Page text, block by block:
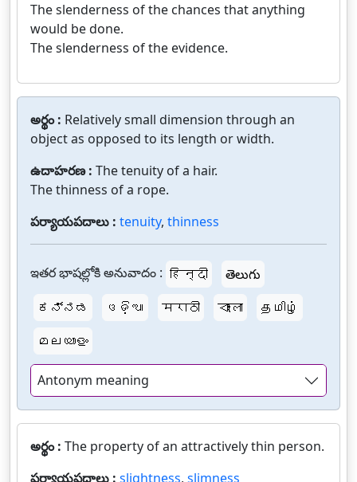
The slenderness of the chances that anything
would be done.
The slenderness of the evidence.
అర్థం : Relatively small dimension through an
object as opposed to its length or width.
ఉదాహరణ : The tenuity of a hair.
The thinness of a rope.
పర్యాయపదాలు : tenuity, thinness
ఇతర భాషల్లోకి అనువాదం : हिन्दी
తెలుగు
ಕನ್ನಡ
ଓଡ଼ିଆ मराठी বাংলা
தமிழ்
മലയാളം
Antonym meaning
అర్థం : The property of an attractively thin person.
పర్యాయపదాలు : slightness, slimness